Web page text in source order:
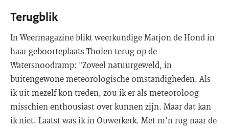
Terugblik
In Weermagazine blikt weerkundige Marjon de Hond in
haar geboorteplaats Tholen terug op de
Watersnoodramp: "Zoveel natuurgeweld, in
buitengewone meteorologische omstandigheden. Als
ik uit mezelf kon treden, zou ik er als meteoroloog
misschien enthousiast over kunnen zijn. Maar dat kan
ik niet. Laatst was ik in Ouwerkerk. Met m'n rug naar de